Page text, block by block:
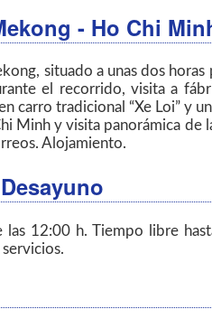
- Ho Chi
situado a unas dos
el recorrido, visita a
carro tradicional “Xe Loi” y
Minh y visita panorámica
Alojamiento.
12:00 h. Tiempo libre